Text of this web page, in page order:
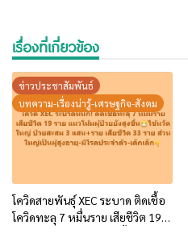
เรื่องที่เกี่ยวข้อง
ข่าวประชาสัมพันธ์
บทความ-เรื่องน่ารู้-เศรษฐกิจ-สังคม
โควิดสายพันธุ์ XEC ระบาด ติดเชื้อ
โควิดทะลุ 7 หมื่นราย เสียชีวิต 19